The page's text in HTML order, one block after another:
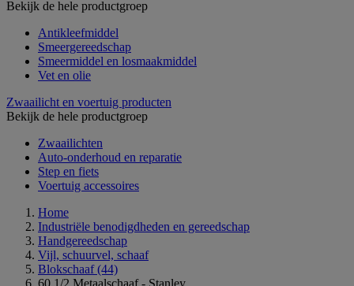
Bekijk de hele productgroep
Antikleefmiddel
Smeergereedschap
Smeermiddel en losmaakmiddel
Vet en olie
Zwaailicht en voertuig producten
Bekijk de hele productgroep
Zwaailichten
Auto-onderhoud en reparatie
Step en fiets
Voertuig accessoires
Home
Industriële benodigdheden en gereedschap
Handgereedschap
Vijl, schuurvel, schaaf
Blokschaaf (44)
60 1/2 Metaalschaaf - Stanley